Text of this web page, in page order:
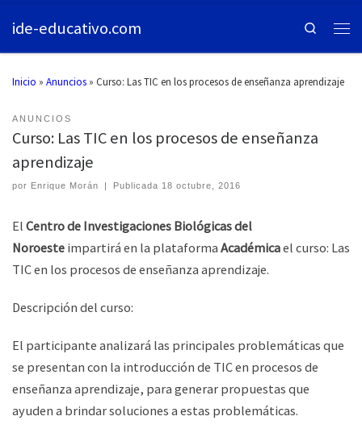
ide-educativo.com Search
Inicio » Anuncios » Curso: Las TIC en los procesos de enseñanza aprendizaje
ANUNCIOS
Curso: Las TIC en los procesos de enseñanza
aprendizaje
por Enrique Morán | Publicada 18 octubre, 2016
El Centro de Investigaciones Biológicas del
Noroeste impartirá en la plataforma Académicael curso: Las
TIC en los procesos de enseñanza aprendizaje.
Descripción del curso:
El participante analizará las principales problemáticas que
se presentan con la introducción de TIC en procesos de
enseñanza aprendizaje, para generar propuestas que
ayuden a brindar soluciones a estas problemáticas.